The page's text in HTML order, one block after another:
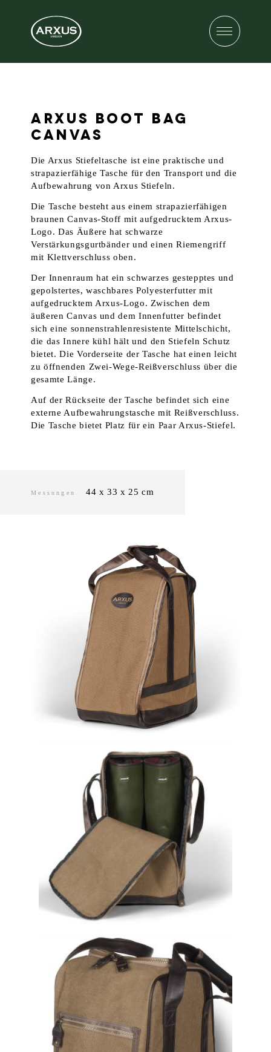
ARXUS BOOT BAG
CANVAS
Die Arxus Stiefeltasche ist eine praktische und
strapazierfähige Tasche für den Transport und die
Aufbewahrung von Arxus Stiefeln.
Die Tasche besteht aus einem strapazierfähigen
braunen Canvas-Stoff mit aufgedrucktem Arxus-
Logo. Das Äußere hat schwarze
Verstärkungsgurtbänder und einen Riemengriff
mit Klettverschluss oben.
Der Innenraum hat ein schwarzes gestepptes und
gepolstertes, waschbares Polyesterfutter mit
aufgedrucktem Arxus-Logo. Zwischen dem
äußeren Canvas und dem Innenfutter befindet
sich eine sonnenstrahlenresistente Mittelschicht,
die das Innere kühl hält und den Stiefeln Schutz
bietet. Die Vorderseite der Tasche hat einen leicht
zu öffnenden Zwei-Wege-Reißverschluss über die
gesamte Länge.
Auf der Rückseite der Tasche befindet sich eine
externe Aufbewahrungstasche mit Reißverschluss.
Die Tasche bietet Platz für ein Paar Arxus-Stiefel.
Messungen 44 x 33 x 25 cm